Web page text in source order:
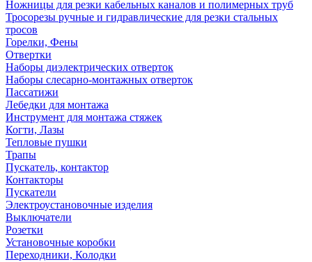
Ножницы для резки кабельных каналов и полимерных труб
Тросорезы ручные и гидравлические для резки стальных
тросов
Горелки, Фены
Отвертки
Наборы диэлектрических отверток
Наборы слесарно-монтажных отверток
Пассатижи
Лебедки для монтажа
Инструмент для монтажа стяжек
Когти, Лазы
Тепловые пушки
Трапы
Пускатель, контактор
Контакторы
Пускатели
Электроустановочные изделия
Выключатели
Розетки
Установочные коробки
Переходники, Колодки